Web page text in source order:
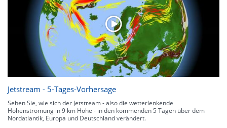
Jetstream - 5-Tages-Vorhersage
Sehen Sie, wie sich der Jetstream - also die wetterlenkende
Höhenströmung in 9 km Höhe - in den kommenden 5 Tagen über dem
Nordatlantik, Europa und Deutschland verändert.